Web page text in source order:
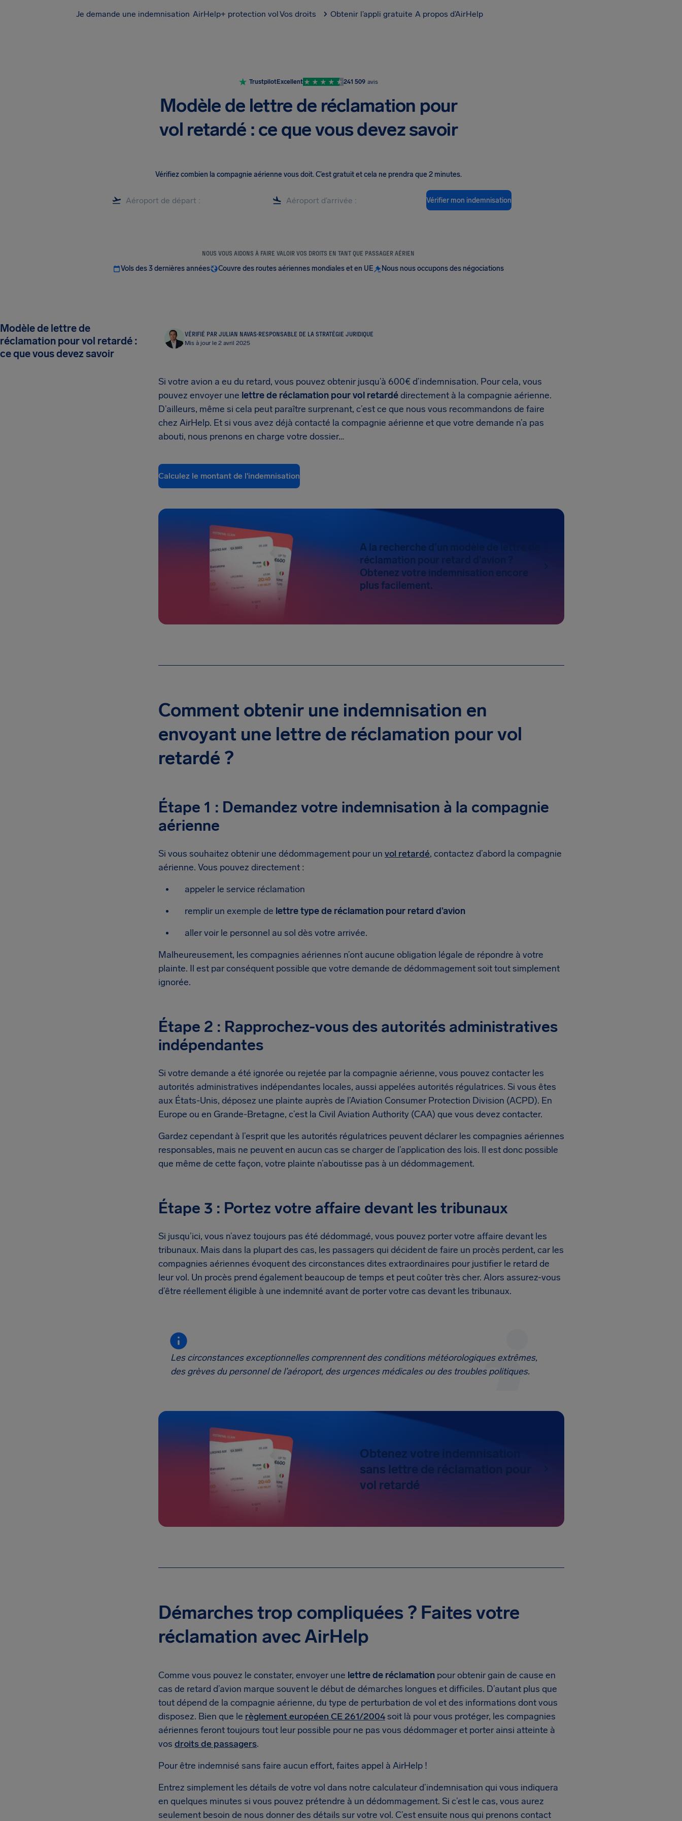
Je demande une indemnisation AirHelp+ protection volVos droits Obtenir l’appli gratuite A propos d’AirHelp
TrustpilotExcellent 241 509 avis
Modèle de lettre de réclamation pour
vol retardé : ce que vous devez savoir
Vérifiez combien la compagnie aérienne vous doit.C’est gratuit et cela ne prendra que 2 minutes.
Vérifier mon indemnisation
NOUS VOUS AIDONS À FAIRE VALOIR VOS DROITS EN TANT QUE PASSAGER AÉRIEN
Vols des 3 dernières années Couvre des routes aériennes mondiales et en UE Nous nous occupons des négociations
Modèle de lettre de
réclamation pour vol retardé :
ce que vous devez savoir
VÉRIFIÉ PAR JULIAN NAVAS·RESPONSABLE DE LA STRATÉGIE JURIDIQUE
Mis à jour le 2 avril 2025
Si votre avion a eu du retard, vous pouvez obtenir jusqu’à 600€ d’indemnisation. Pour cela, vous
pouvez envoyer une lettre de réclamation pour vol retardédirectement à la compagnie aérienne.
D’ailleurs, même si cela peut paraître surprenant, c’est ce que nous vous recommandons de faire
chez AirHelp. Et si vous avez déjà contacté la compagnie aérienne et que votre demande n’a pas
abouti, nous prenons en charge votre dossier…
Calculez le montant de l'indemnisation
A la recherche d’un modèle de lettre de
réclamation pour retard d’avion ?
Obtenez votre indemnisation encore
plus facilement.
Comment obtenir une indemnisation en
envoyant une lettre de réclamation pour vol
retardé ?
Étape 1 : Demandez votre indemnisation à la compagnie
aérienne
Si vous souhaitez obtenir une dédommagement pour un vol retardé, contactez d’abord la compagnie
aérienne. Vous pouvez directement :
appeler le service réclamation
remplir un exemple de lettre type de réclamation pour retard d’avion
aller voir le personnel au sol dès votre arrivée.
Malheureusement, les compagnies aériennes n’ont aucune obligation légale de répondre à votre
plainte. Il est par conséquent possible que votre demande de dédommagement soit tout simplement
ignorée.
Étape 2 : Rapprochez-vous des autorités administratives
indépendantes
Si votre demande a été ignorée ou rejetée par la compagnie aérienne, vous pouvez contacter les
autorités administratives indépendantes locales, aussi appelées autorités régulatrices. Si vous êtes
aux États-Unis, déposez une plainte auprès de l’Aviation Consumer Protection Division (ACPD). En
Europe ou en Grande-Bretagne, c’est la Civil Aviation Authority (CAA) que vous devez contacter.
Gardez cependant à l’esprit que les autorités régulatrices peuvent déclarer les compagnies aériennes
responsables, mais ne peuvent en aucun cas se charger de l’application des lois. Il est donc possible
que même de cette façon, votre plainte n’aboutisse pas à un dédommagement.
Étape 3 : Portez votre affaire devant les tribunaux
Si jusqu’ici, vous n’avez toujours pas été dédommagé, vous pouvez porter votre affaire devant les
tribunaux. Mais dans la plupart des cas, les passagers qui décident de faire un procès perdent, car les
compagnies aériennes évoquent des circonstances dites extraordinaires pour justifier le retard de
leur vol. Un procès prend également beaucoup de temps et peut coûter très cher. Alors assurez-vous
d’être réellement éligible à une indemnité avant de porter votre cas devant les tribunaux.
Les circonstances exceptionnelles comprennent des conditions météorologiques extrêmes,
des grèves du personnel de l’aéroport, des urgences médicales ou des troubles politiques.
Obtenez votre indemnisation
sans lettre de réclamation pour
vol retardé
Démarches trop compliquées ? Faites votre
réclamation avec AirHelp
Comme vous pouvez le constater, envoyer une lettre de réclamation pour obtenir gain de cause en
cas de retard d’avion marque souvent le début de démarches longues et difficiles. D’autant plus que
tout dépend de la compagnie aérienne, du type de perturbation de vol et des informations dont vous
disposez. Bien que le règlement européen CE 261/2004soit là pour vous protéger, les compagnies
aériennes feront toujours tout leur possible pour ne pas vous dédommager et porter ainsi atteinte à
vos droits de passagers.
Pour être indemnisé sans faire aucun effort, faites appel à AirHelp !
Entrez simplement les détails de votre vol dans notre calculateur d’indemnisation qui vous indiquera
en quelques minutes si vous pouvez prétendre à un dédommagement. Si c’est le cas, vous aurez
seulement besoin de nous donner des détails sur votre vol. C’est ensuite nous qui prenons contact